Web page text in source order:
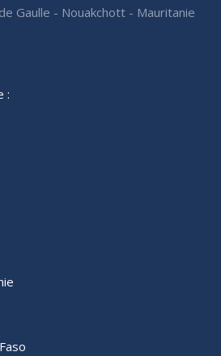
Gaulle - Nouakchott - Mauritanie
: